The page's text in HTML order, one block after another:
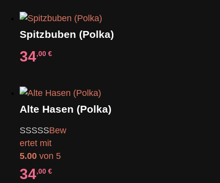
Spitzbuben (Polka)
34,00€
Alte Hasen (Polka)
Bew
ertet mit
5.00 von 5
34,00€